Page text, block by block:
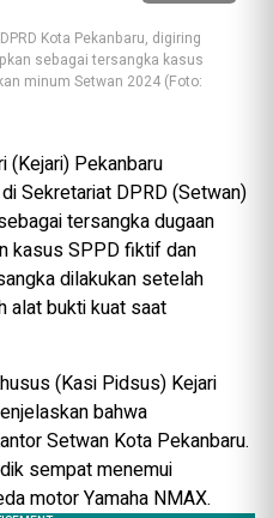
Kota Pekanbaru, digiring
sebagai tersangka kasus
minum Setwan 2024 (Foto:
(Kejari) Pekanbaru
Sekretariat DPRD (Setwan)
tersangka dugaan
kasus SPPD fiktif dan
dilakukan setelah
alat bukti kuat saat
(Kasi Pidsus) Kejari
bahwa
Setwan Kota Pekanbaru.
sempat menemui
motor Yamaha NMAX.